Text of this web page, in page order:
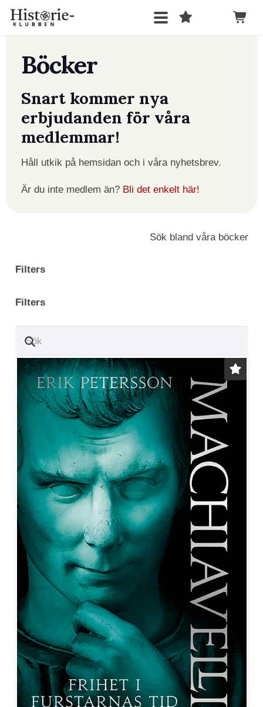
Böcker
Snart kommer nya
erbjudanden för våra
medlemmar!
Håll utkik på hemsidan och i våra nyhetsbrev.
Är du inte medlem än? Bli det enkelt här!
Sök bland våra böcker
Filters
Filters